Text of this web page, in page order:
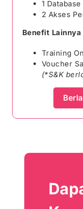
1 Database
2 Akses
Benefit Lainnya
Training
Voucher
(*S&K